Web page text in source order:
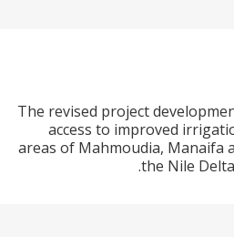
The revised project
access to
areas of Mahmoudia,
the